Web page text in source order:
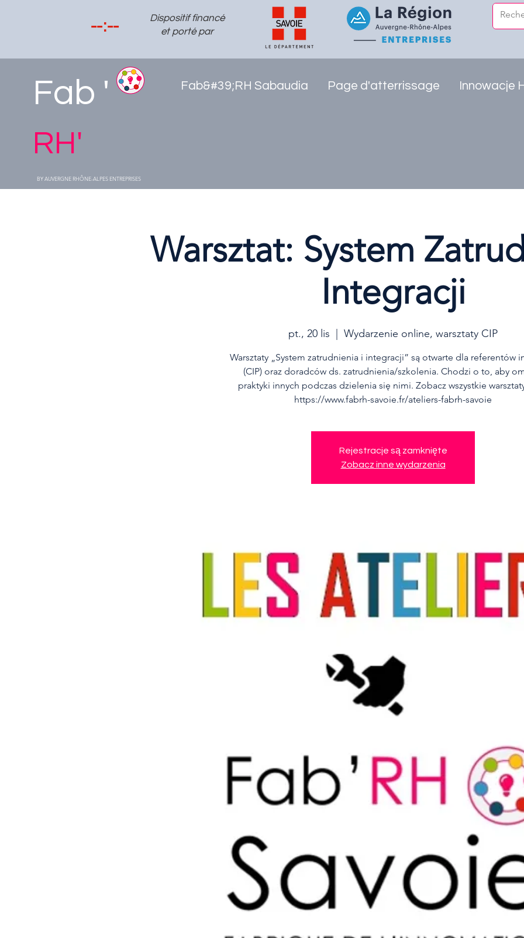
Dispositif financé
et porté par
Fab '
RH'
BY AUVERGNE RHÔNE-ALPES ENTREPRISES
Fab&#39;RH Sabaudia Page d'atterrissage Innowacje
Warsztat: System
Integracji
pt., 20 lis Wydarzenie online, warsztaty CIP
Warsztaty „System zatrudnienia i integracji” są otwarte dla referentów
(CIP) oraz doradców ds. zatrudnienia/szkolenia. Chodzi o to, aby
praktyki innych podczas dzielenia się nimi. Zobacz wszystkie
https://www.fabrh-savoie.fr/ateliers-fabrh-savoie
Rejestracje są zamknięte
Zobacz inne wydarzenia